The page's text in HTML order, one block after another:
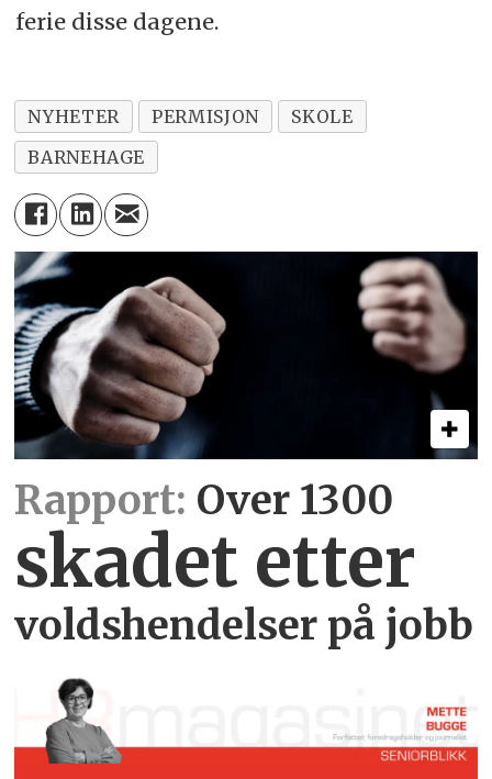
ferie disse dagene.
NYHETER PERMISJON
SKOLE
BARNEHAGE
Rapport: Over 1300
skadet etter
voldshendelser på jobb